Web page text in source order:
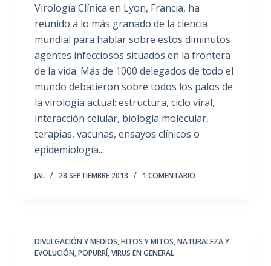
Virología Clínica en Lyon, Francia, ha
reunido a lo más granado de la ciencia
mundial para hablar sobre estos diminutos
agentes infecciosos situados en la frontera
de la vida. Más de 1000 delegados de todo el
mundo debatieron sobre todos los palos de
la virología actual: estructura, ciclo viral,
interacción celular, biología molecular,
terapias, vacunas, ensayos clínicos o
epidemiología...
JAL 28 SEPTIEMBRE 2013 1 COMENTARIO
DIVULGACIÓN Y MEDIOS,HITOS Y MITOS,NATURALEZA Y
EVOLUCIÓN,POPURRÍ,VIRUS EN GENERAL